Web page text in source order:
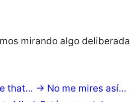
mirando algo
that… → No me mires así…